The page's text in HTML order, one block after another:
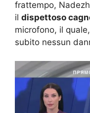
frattempo,
il dispettoso
microfono, il
subito nessun